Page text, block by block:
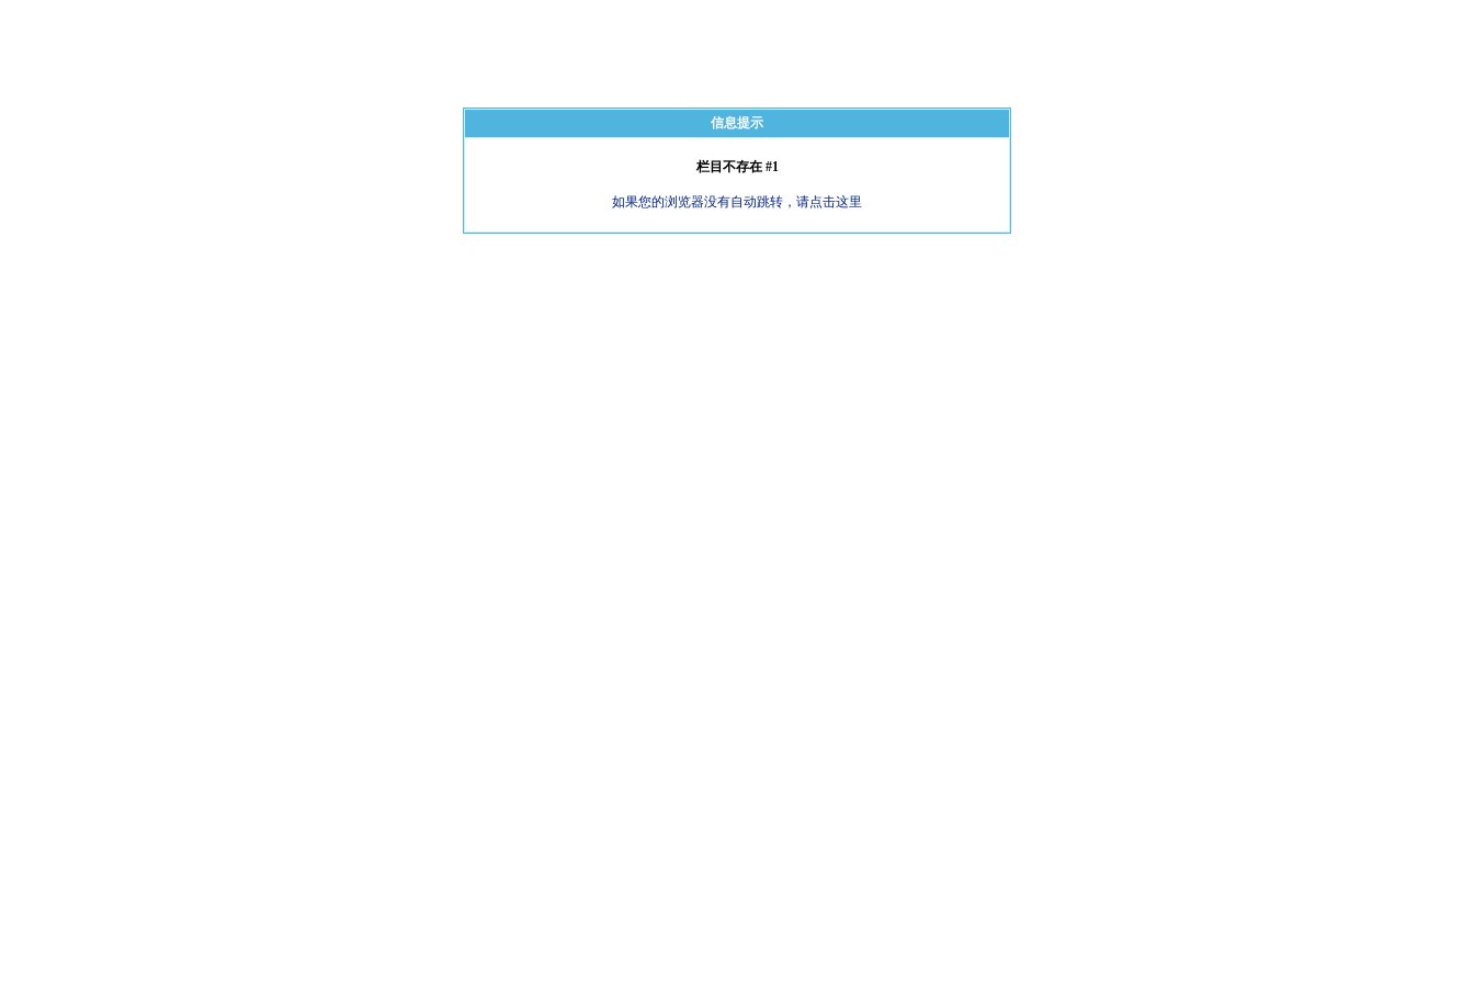
信息提示
栏目不存在 #1
如果您的浏览器没有自动跳转，请点击这里